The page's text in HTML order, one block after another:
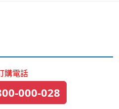
購電話
000-028